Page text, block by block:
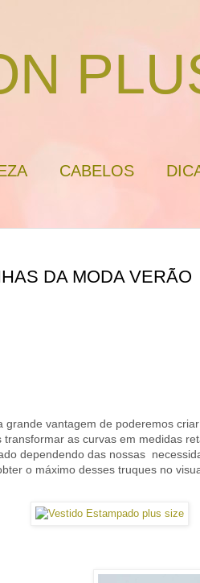
CABELOS
DA MODA VERÃO
grande vantagem de poderemos
as curvas em medidas
dependendo das nossas
o máximo desses truques no